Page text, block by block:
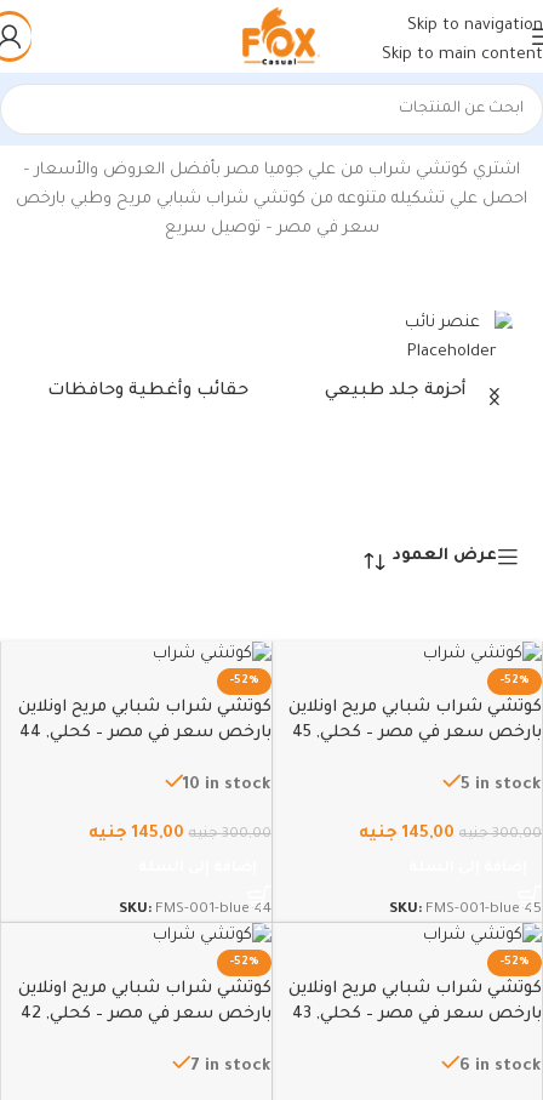
Skip to navigation
Skip to main content
الرئيسية/منتجات تحت الوسم “كوتشي شراب”
عرض ⁦14⁩ من كل النتائج
اشتري كوتشي شراب من علي جوميا مصر بأفضل العروض والأسعار –
احصل علي تشكيله متنوعه من كوتشي شراب شبابي مريح وطبي بارخص
سعر في مصر – توصيل سريع
أحزمة جلد طبيعي حقائب وأغطية وحافظات
عرض العمود
-52%
كوتشي شراب شبابي مريح اونلاين
بارخص سعر في مصر – كحلي, 45
5 in stock
300,00 جنيه 145,00 جنيه
SKU: FMS-001-blue-45
-52%
كوتشي شراب شبابي مريح اونلاين
بارخص سعر في مصر – كحلي, 44
10 in stock
300,00 جنيه 145,00 جنيه
SKU: FMS-001-blue-44
-52%
كوتشي شراب شبابي مريح اونلاين
بارخص سعر في مصر – كحلي, 43
6 in stock
-52%
كوتشي شراب شبابي مريح اونلاين
بارخص سعر في مصر – كحلي, 42
7 in stock